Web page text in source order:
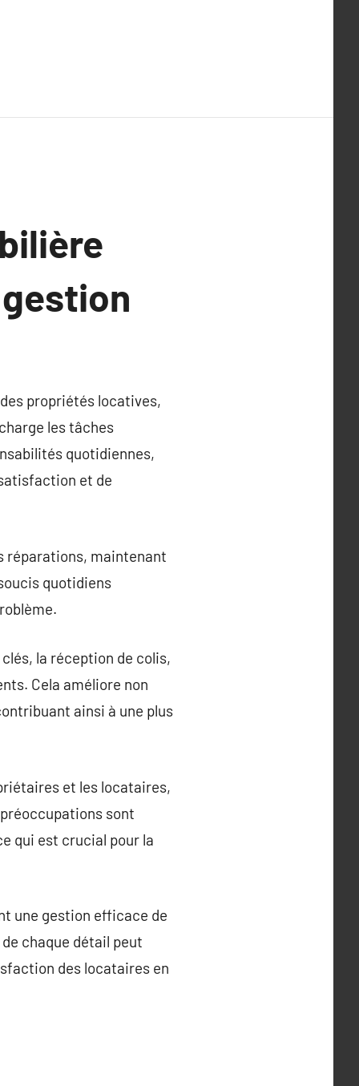
propriétés locatives,
les tâches
quotidiennes,
et de
réparations, maintenant
quotidiens
la réception de colis,
Cela améliore non
ainsi à une plus
et les locataires,
sont
qui est crucial pour la
une gestion efficace de
chaque détail peut
des locataires en